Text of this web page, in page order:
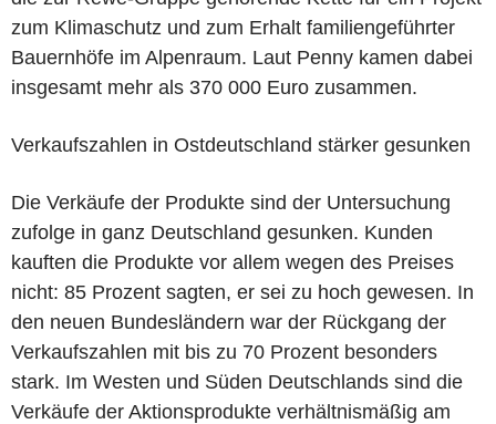
zum Klimaschutz und zum Erhalt familiengeführter
Bauernhöfe im Alpenraum. Laut Penny kamen dabei
insgesamt mehr als 370 000 Euro zusammen.
Verkaufszahlen in Ostdeutschland stärker gesunken
Die Verkäufe der Produkte sind der Untersuchung
zufolge in ganz Deutschland gesunken. Kunden
kauften die Produkte vor allem wegen des Preises
nicht: 85 Prozent sagten, er sei zu hoch gewesen. In
den neuen Bundesländern war der Rückgang der
Verkaufszahlen mit bis zu 70 Prozent besonders
stark. Im Westen und Süden Deutschlands sind die
Verkäufe der Aktionsprodukte verhältnismäßig am